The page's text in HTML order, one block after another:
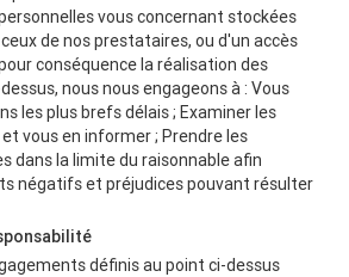
vous concernant stockées
de nos prestataires, ou d'un accès
conséquence la réalisation des
nous nous engageons à : Vous
les plus brefs délais ; Examiner les
vous en informer ; Prendre les
dans la limite du raisonnable afin
négatifs et préjudices pouvant résulter
définis au point ci-dessus